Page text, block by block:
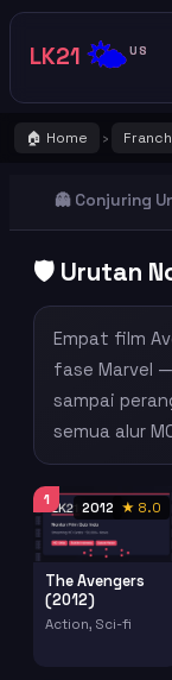
LK21 🌤️US
🏠 Home ›
👻 Conjuring
🛡️ Urutan
Empat film
fase Marvel
sampai
semua alur
1
2012 ★ 8.0
The Avengers
(2012)
Action, Sci-fi